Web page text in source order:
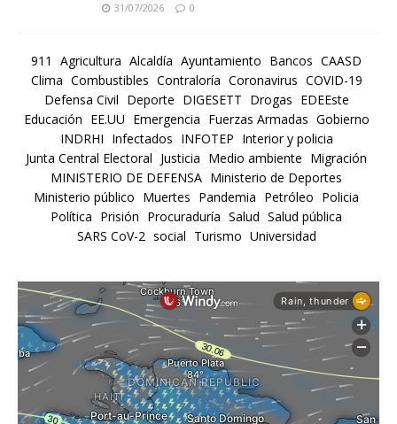
31/07/2026 0
911 Agricultura Alcaldía Ayuntamiento Bancos CAASD
Clima Combustibles Contraloría Coronavirus COVID-19
Defensa Civil Deporte DIGESETT Drogas EDEEste
Educación EE.UU Emergencia Fuerzas Armadas Gobierno
INDRHI Infectados INFOTEP Interior y policia
Junta Central Electoral Justicia Medio ambiente Migración
MINISTERIO DE DEFENSA Ministerio de Deportes
Ministerio público Muertes Pandemia Petróleo Policia
Política Prisión Procuraduría Salud Salud pública
SARS CoV-2 social Turismo Universidad